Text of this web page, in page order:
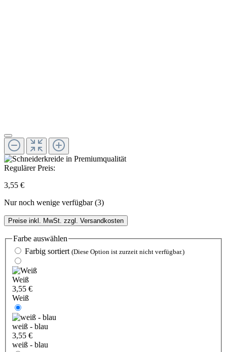
Regulärer Preis:
3,55 €
Nur noch wenige verfügbar (3)
Preise inkl. MwSt. zzgl. Versandkosten
Farbe auswählen
Farbig sortiert (Diese Option ist zurzeit nicht verfügbar.)
Weiß
3,55 €
Weiß
weiß - blau
3,55 €
weiß - blau